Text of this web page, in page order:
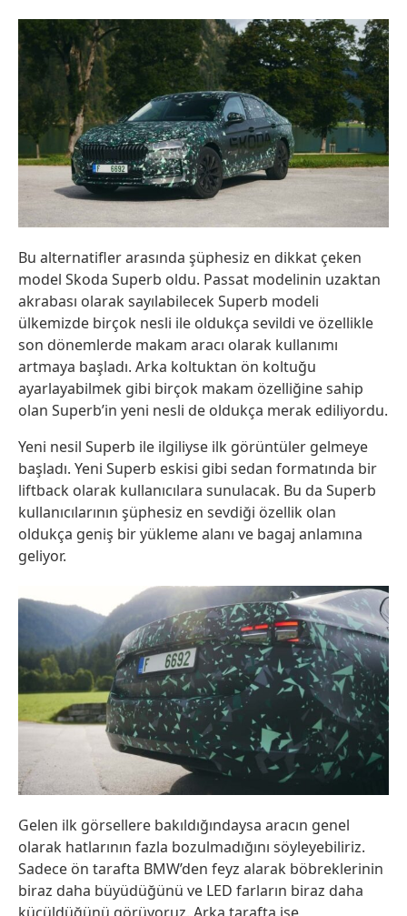
Bu alternatifler arasında şüphesiz en dikkat çeken
model Skoda Superb oldu. Passat modelinin uzaktan
akrabası olarak sayılabilecek Superb modeli
ülkemizde birçok nesli ile oldukça sevildi ve özellikle
son dönemlerde makam aracı olarak kullanımı
artmaya başladı. Arka koltuktan ön koltuğu
ayarlayabilmek gibi birçok makam özelliğine sahip
olan Superb’in yeni nesli de oldukça merak ediliyordu.
Yeni nesil Superb ile ilgiliyse ilk görüntüler gelmeye
başladı. Yeni Superb eskisi gibi sedan formatında bir
liftback olarak kullanıcılara sunulacak. Bu da Superb
kullanıcılarının şüphesiz en sevdiği özellik olan
oldukça geniş bir yükleme alanı ve bagaj anlamına
geliyor.
Gelen ilk görsellere bakıldığındaysa aracın genel
olarak hatlarının fazla bozulmadığını söyleyebiliriz.
Sadece ön tarafta BMW’den feyz alarak böbreklerinin
biraz daha büyüdüğünü ve LED farların biraz daha
küçüldüğünü görüyoruz. Arka tarafta ise